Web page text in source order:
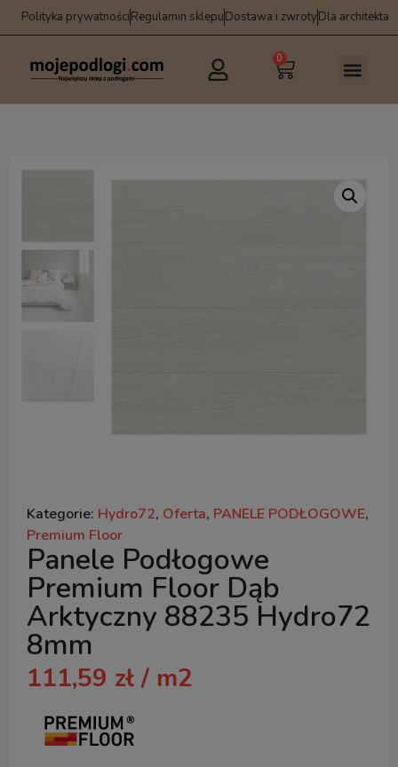
Polityka prywatnościRegulamin sklepuDostawa i zwrotyDla architekta
0
Kategorie: Hydro72, Oferta, PANELE PODŁOGOWE,
Premium Floor
Panele Podłogowe
Premium Floor Dąb
Arktyczny 88235 Hydro72
8mm
111,59 zł / m2